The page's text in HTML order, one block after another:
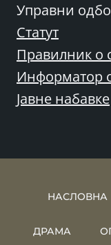
Управни
Статут
Правилник о
Информатор
Јавне набавке
НАСЛОВНА
ДРАМА